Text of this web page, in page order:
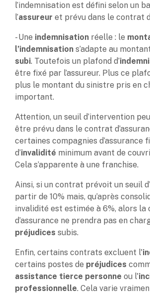
l’indemnisation est défini selon un
l’assureur et prévu dans le contrat
- Une indemnisationréelle : le
l’indemnisations’adapte au
subi. Toutefois un plafond d’
être fixé par l’assureur. Plus ce
plus le montant du sinistre pris en
important.
Attention, un seuil d’intervention
être prévu dans le contrat
certaines compagnies d’assurance
d’invalidité minimum avant de
Cela s’apparente à une franchise.
Ainsi, si un contrat prévoit un seuil
partir de 10% mais, qu’après
invalidité est estimée à 6%, alors la
d’assurance ne prendra pas en
préjudices subis.
Enfin, certains contrats excluent l'
certains postes de préjudices
assistance tierce personne ou l'
professionnelle. Cela varie